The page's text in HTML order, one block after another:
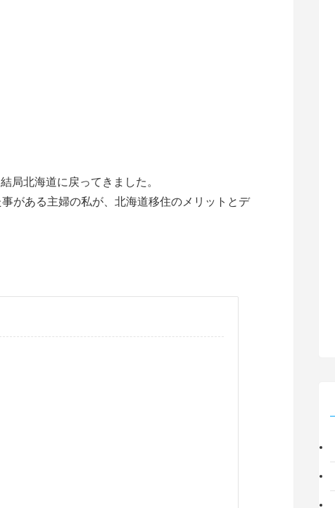
局北海道に戻ってきました。
がある主婦の私が、北海道移住のメリットとデ